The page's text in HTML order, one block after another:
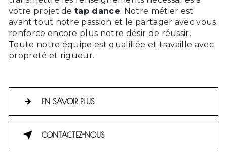
votre projet detap dance. Notre métier est
avant tout notre passion et le partager avec vous
renforce encore plus notre désir de réussir.
Toute notre équipe est qualifiée et travaille avec
propreté et rigueur.
EN SAVOIR PLUS
CONTACTEZ-NOUS